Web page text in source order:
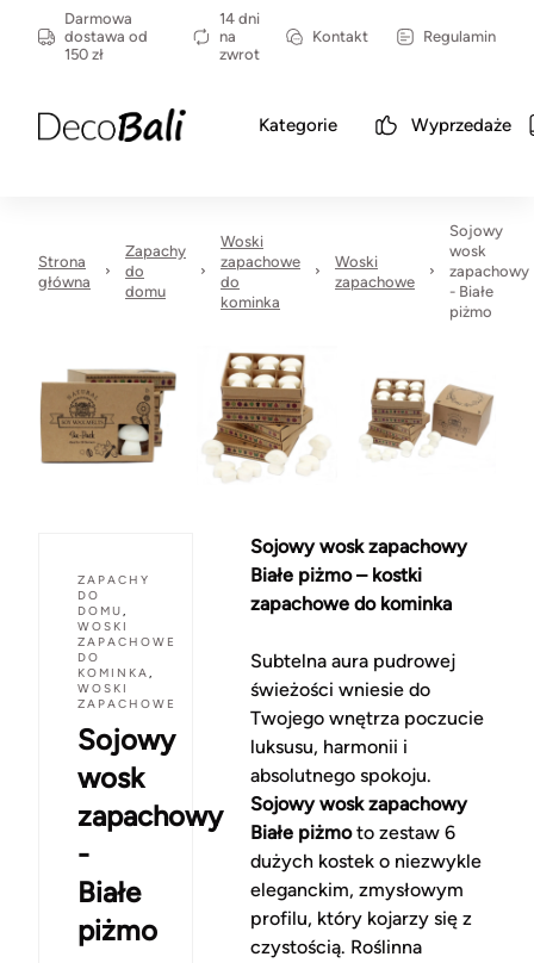
Darmowa
dostawa od
150 zł
14 dni
na
zwrot
Kontakt Regulamin
Kategorie Wyprzedaże
Strona
główna
Zapachy
do
domu
Woski
zapachowe
do
kominka
Woski
zapachowe
Sojowy
wosk
zapachowy
- Białe
piżmo
ZAPACHY
DO
DOMU,
WOSKI
ZAPACHOWE
DO
KOMINKA,
WOSKI
ZAPACHOWE
Sojowy
wosk
zapachowy
-
Białe
piżmo
Sojowy wosk zapachowy
Białe piżmo – kostki
zapachowe do kominka
Subtelna aura pudrowej
świeżości wniesie do
Twojego wnętrza poczucie
luksusu, harmonii i
absolutnego spokoju.
Sojowy wosk zapachowy
Białe piżmoto zestaw 6
dużych kostek o niezwykle
eleganckim, zmysłowym
profilu, który kojarzy się z
czystością. Roślinna